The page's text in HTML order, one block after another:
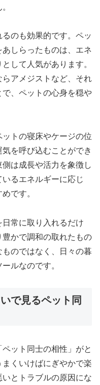
のも効果的です。ペッ
あしらったものは、エネ
して人気があります。
アメジストなど、それ
、ペットの心身を穏や
トの寝床やケージの位
を呼び込むことができ
は成長や活力を象徴し
るエネルギーに応じ
です。
常に取り入れるだけ
かで調和の取れたもの
のではなく、日々の暮
ルなのです。
で見るペット同
ット同士の相性」がと
くいけばにぎやかで楽
とトラブルの原因にな